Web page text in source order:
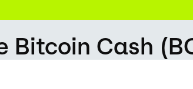
Bitcoin Cash